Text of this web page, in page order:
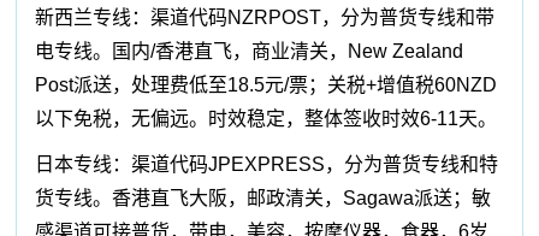
新西兰专线：渠道代码NZRPOST，分为普货专线和带
电专线。国内/香港直飞，商业清关，New Zealand
Post派送，处理费低至18.5元/票；关税+增值税60NZD
以下免税，无偏远。时效稳定，整体签收时效6-11天。
日本专线：渠道代码JPEXPRESS，分为普货专线和特
货专线。香港直飞大阪，邮政清关，Sagawa派送；敏